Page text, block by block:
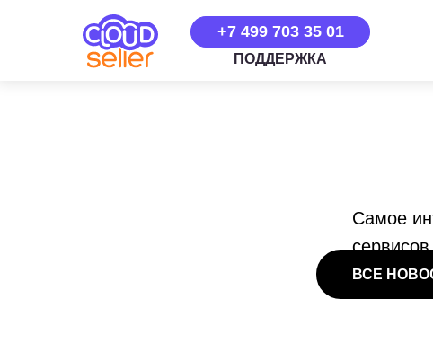
+7 499 703 35 01
ПОДДЕРЖКА
ВСЕ
Самое
сервисов